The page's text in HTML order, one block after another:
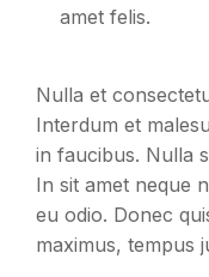
amet felis.
Nulla et
Interdum et
in faucibus. Nulla
In sit amet neque
eu odio. Donec
maximus, tempus